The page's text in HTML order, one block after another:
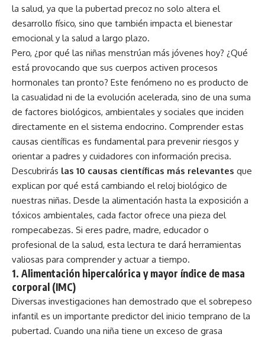
la salud, ya que la pubertad precoz no solo altera el
desarrollo físico, sino que también impacta el bienestar
emocional y la salud a largo plazo.
Pero, ¿por qué las niñas menstrúan más jóvenes hoy? ¿Qué
está provocando que sus cuerpos activen procesos
hormonales tan pronto? Este fenómeno no es producto de
la casualidad ni de la evolución acelerada, sino de una suma
de factores biológicos, ambientales y sociales que inciden
directamente en el sistema endocrino. Comprender estas
causas científicas es fundamental para prevenir riesgos y
orientar a padres y cuidadores con información precisa.
Descubrirás las 10 causas científicas más relevantes que
explican por qué está cambiando el reloj biológico de
nuestras niñas. Desde la alimentación hasta la exposición a
tóxicos ambientales, cada factor ofrece una pieza del
rompecabezas. Si eres padre, madre, educador o
profesional de la salud, esta lectura te dará herramientas
valiosas para comprender y actuar a tiempo.
1. Alimentación hipercalórica y mayor índice de masa
corporal (IMC)
Diversas investigaciones han demostrado que el sobrepeso
infantil es un importante predictor del inicio temprano de la
pubertad. Cuando una niña tiene un exceso de grasa